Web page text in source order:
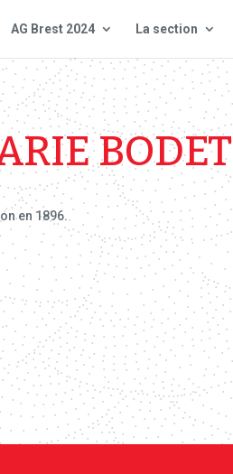
AG Brest 2024 La section
BODET
en 1896.